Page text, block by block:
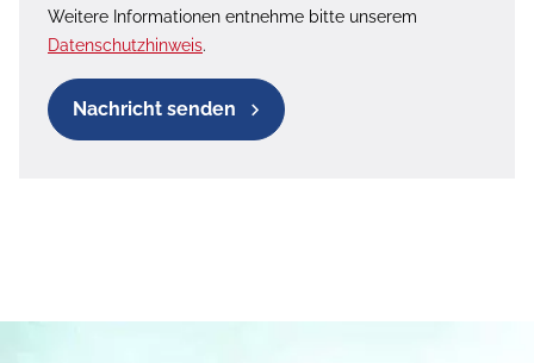
Weitere Informationen entnehme bitte unserem
Datenschutzhinweis.
Nachricht senden